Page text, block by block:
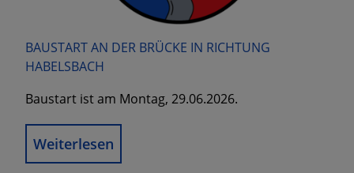
BAUSTART AN DER BRÜCKE IN RICHTUNG
HABELSBACH
Baustart ist am Montag, 29.06.2026.
Weiterlesen